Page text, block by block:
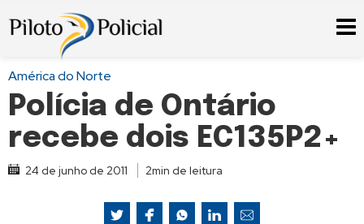
América do Norte
Polícia de Ontário
recebe dois EC135P2+
24 de junho de 2011 2min de leitura